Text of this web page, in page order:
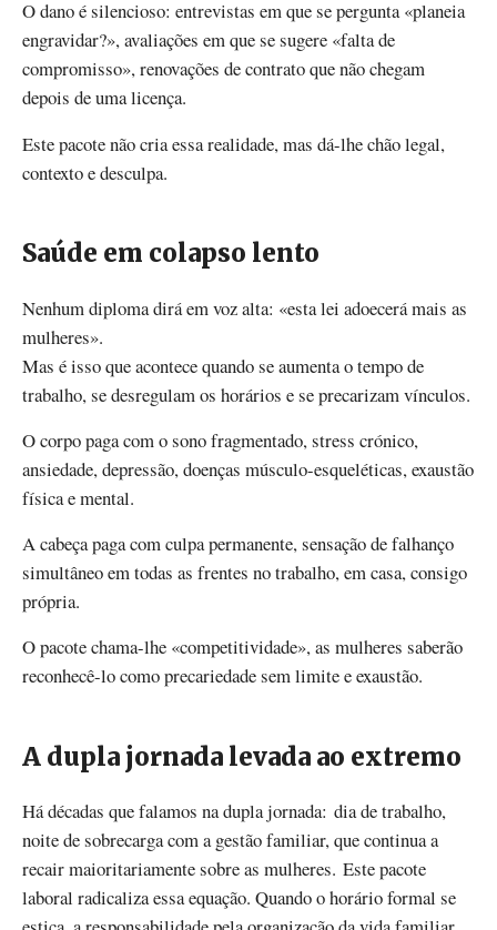
O dano é silencioso: entrevistas em que se pergunta «planeia
engravidar?», avaliações em que se sugere «falta de
compromisso», renovações de contrato que não chegam
depois de uma licença.
Este pacote não cria essa realidade, mas dá-lhe chão legal,
contexto e desculpa.
Saúde em colapso lento
Nenhum diploma dirá em voz alta: «esta lei adoecerá mais as
mulheres».
Mas é isso que acontece quando se aumenta o tempo de
trabalho, se desregulam os horários e se precarizam vínculos.
O corpo paga com o sono fragmentado, stress crónico,
ansiedade, depressão, doenças músculo-esqueléticas, exaustão
física e mental.
A cabeça paga com culpa permanente, sensação de falhanço
simultâneo em todas as frentes no trabalho, em casa, consigo
própria.
O pacote chama-lhe «competitividade», as mulheres saberão
reconhecê-lo como precariedade sem limite e exaustão.
A dupla jornada levada ao extremo
Há décadas que falamos na dupla jornada: dia de trabalho,
noite de sobrecarga com a gestão familiar, que continua a
recair maioritariamente sobre as mulheres. Este pacote
laboral radicaliza essa equação. Quando o horário formal se